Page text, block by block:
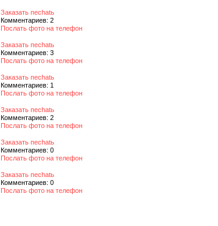
Заказать пеchatь
Комментариев: 2
Послать фото на телефон
Заказать пеchatь
Комментариев: 3
Послать фото на телефон
Заказать пеchatь
Комментариев: 1
Послать фото на телефон
Заказать пеchatь
Комментариев: 2
Послать фото на телефон
Заказать пеchatь
Комментариев: 0
Послать фото на телефон
Заказать пеchatь
Комментариев: 0
Послать фото на телефон